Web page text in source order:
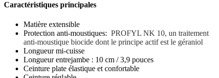
Caractéristiques principales
Matière extensible
Protection anti-moustiques: PROFYL NK 10, un traitement
anti-moustique biocide dont le principe actif est le géraniol
Longueur mi-cuisse
Longueur entrejambe : 10 cm / 3,9 pouces
Ceinture plate élastique et confortable